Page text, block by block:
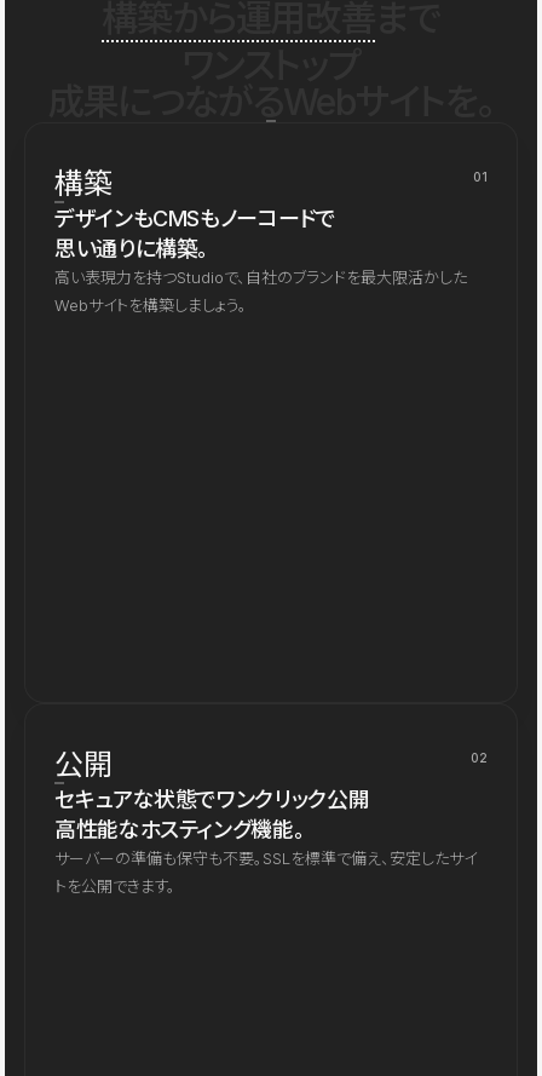
構築 01
デザインもCMSもノーコードで
思い通りに構築。
高い表現力を持つStudioで、自社のブランドを最大限活かした
Webサイトを構築しましょう。
公開 02
セキュアな状態でワンクリック公開
高性能なホスティング機能。
サーバーの準備も保守も不要。SSLを標準で備え、安定したサイ
トを公開できます。